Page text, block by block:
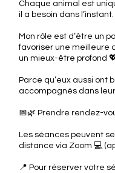
Chaque animal est
il a besoin dans l’instant.
Mon rôle est d’être un
favoriser une meilleure
un mieux-être profond
Parce qu’eux aussi ont
accompagnés dans
📅🌿 Prendre rendez-
Les séances peuvent
distance via Zoom 💻
📍 Pour réserver votre